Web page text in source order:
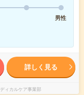
男性
詳しく見る
ィカルケア事業部